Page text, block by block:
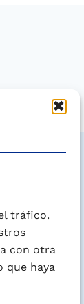
tráfico.
con otra
que haya